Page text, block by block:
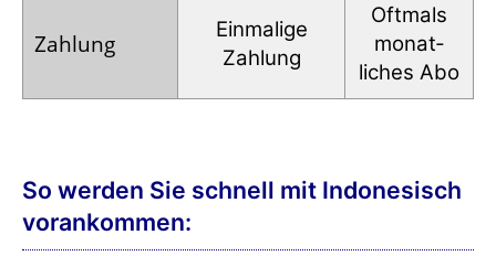
Zahlung
Einmalige
Zahlung
Oftmals
monat­
liches Abo
So werden Sie schnell mit Indonesisch
vorankommen: